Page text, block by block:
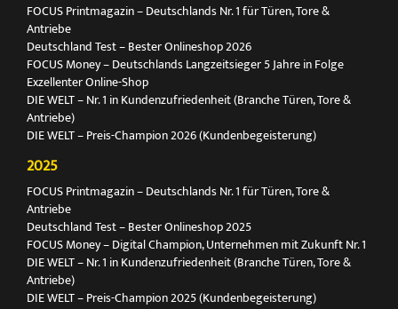
FOCUS Printmagazin – Deutschlands Nr. 1 für Türen, Tore &
Antriebe
Deutschland Test – Bester Onlineshop 2026
FOCUS Money – Deutschlands Langzeitsieger 5 Jahre in Folge
Exzellenter Online-Shop
DIE WELT – Nr. 1 in Kundenzufriedenheit (Branche Türen, Tore &
Antriebe)
DIE WELT – Preis-Champion 2026 (Kundenbegeisterung)
2025
FOCUS Printmagazin – Deutschlands Nr. 1 für Türen, Tore &
Antriebe
Deutschland Test – Bester Onlineshop 2025
FOCUS Money – Digital Champion, Unternehmen mit Zukunft Nr. 1
DIE WELT – Nr. 1 in Kundenzufriedenheit (Branche Türen, Tore &
Antriebe)
DIE WELT – Preis-Champion 2025 (Kundenbegeisterung)